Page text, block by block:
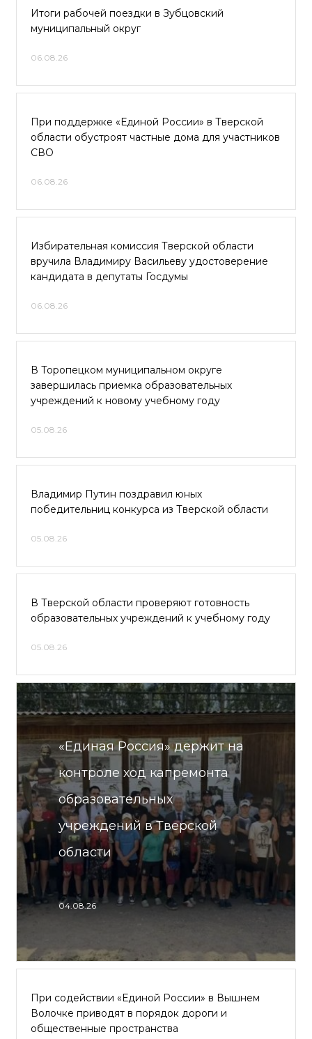
Итоги рабочей поездки в Зубцовский
муниципальный округ
06.08.26
При поддержке «Единой России» в Тверской
области обустроят частные дома для участников
СВО
06.08.26
Избирательная комиссия Тверской области
вручила Владимиру Васильеву удостоверение
кандидата в депутаты Госдумы
06.08.26
В Торопецком муниципальном округе
завершилась приемка образовательных
учреждений к новому учебному году
05.08.26
Владимир Путин поздравил юных
победительниц конкурса из Тверской области
05.08.26
В Тверской области проверяют готовность
образовательных учреждений к учебному году
05.08.26
«Единая Россия» держит на
контроле ход капремонта
образовательных
учреждений в Тверской
области
04.08.26
При содействии «Единой России» в Вышнем
Волочке приводят в порядок дороги и
общественные пространства